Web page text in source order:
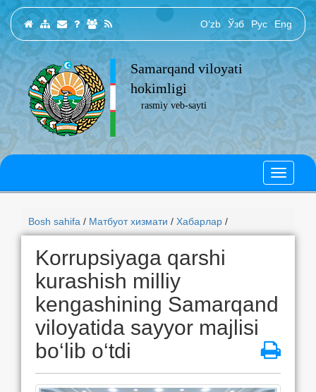
O‘zb Ўзб Рус Eng
Samarqand viloyati
hokimligi
rasmiy veb-sayti
Bosh sahifa / Матбуот хизмати / Хабарлар /
Korrupsiyaga qarshi
kurashish milliy
kengashining Samarqand
viloyatida sayyor majlisi
bo‘lib o‘tdi